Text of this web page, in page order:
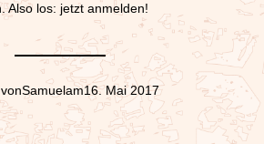
Also los: jetzt anmelden!
Samuelam16. Mai 2017